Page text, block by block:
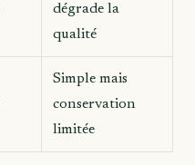
dégrade la
qualité
Simple mais
conservation
limitée